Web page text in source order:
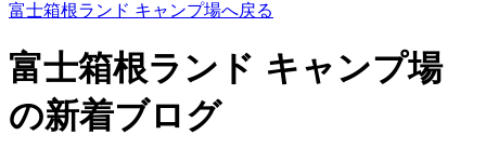
富士箱根ランド キャンプ場へ戻る
富士箱根ランド キャンプ場
の新着ブログ